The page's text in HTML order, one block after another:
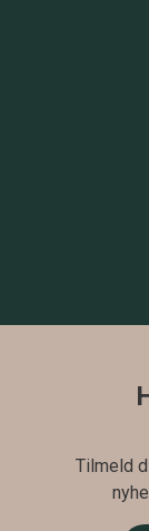
Tilmeld